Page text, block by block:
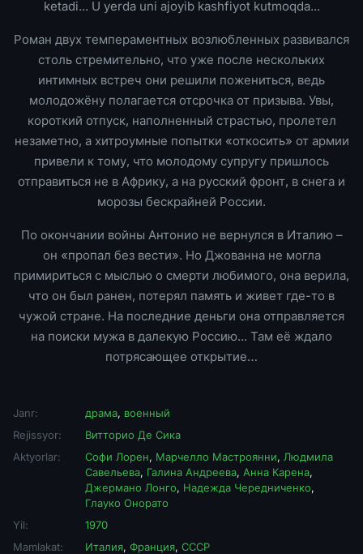
ketadi... U yerda uni ajoyib kashfiyot kutmoqda...
Роман двух темпераментных возлюбленных развивался
столь стремительно, что уже после нескольких
интимных встреч они решили пожениться, ведь
молодожёну полагается отсрочка от призыва. Увы,
короткий отпуск, наполненный страстью, пролетел
незаметно, а хитроумные попытки «откосить» от армии
привели к тому, что молодому супругу пришлось
отправиться не в Африку, а на русский фронт, в снега и
морозы бескрайней России.
По окончании войны Антонио не вернулся в Италию –
он «пропал без вести». Но Джованна не могла
примириться с мыслью о смерти любимого, она верила,
что он был ранен, потерял память и живет где-то в
чужой стране. На последние деньги она отправляется
на поиски мужа в далекую Россию... Там её ждало
потрясающее открытие…
Janr: драма, военный
Rejissyor:
Витторио Де Сика
Aktyorlar:
Софи Лорен, Марчелло Мастроянни, Людмила
Савельева, Галина Андреева, Анна Карена,
Джермано Лонго, Надежда Чередниченко,
Глауко Онорато
Yil:
1970
Mamlakat:
Италия, Франция, СССР